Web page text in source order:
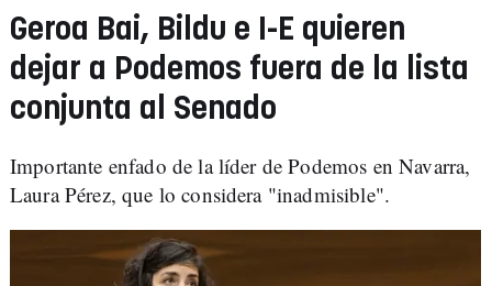
Geroa Bai, Bildu e I-E quieren
dejar a Podemos fuera de la lista
conjunta al Senado
Importante enfado de la líder de Podemos en Navarra,
Laura Pérez, que lo considera "inadmisible".